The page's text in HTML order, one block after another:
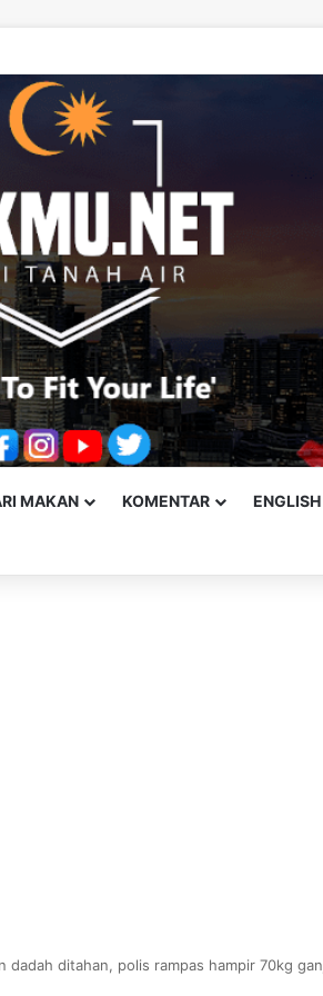
Perlu Diperbetulkan – Onn Hafiz
MAKAN KOMENTAR
dadah ditahan, polis rampas hampir 70kg